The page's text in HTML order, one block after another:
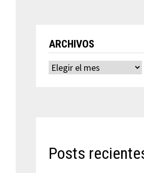
ARCHIVOS
Archivos
Posts